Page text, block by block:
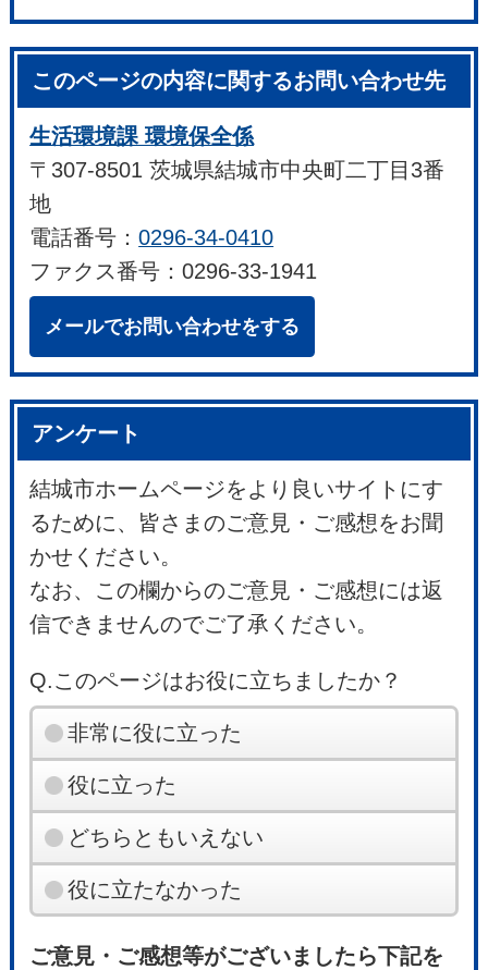
このページの内容に関するお問い合わせ先
生活環境課 環境保全係
〒307-8501 茨城県結城市中央町二丁目3番
地
電話番号：0296-34-0410
ファクス番号：0296-33-1941
メールでお問い合わせをする
アンケート
結城市ホームページをより良いサイトにす
るために、皆さまのご意見・ご感想をお聞
かせください。
なお、この欄からのご意見・ご感想には返
信できませんのでご了承ください。
Q.このページはお役に立ちましたか？
非常に役に立った
役に立った
どちらともいえない
役に立たなかった
ご意見・ご感想等がございましたら下記を